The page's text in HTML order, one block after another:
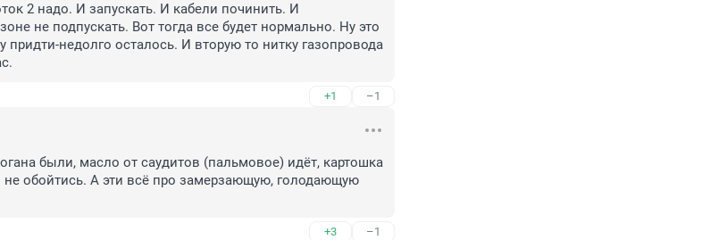
2 надо. И запускать. И кабели починить. И
не подпускать. Вот тогда все будет нормально. Ну это
недолго осталось. И вторую то нитку газопровода
+1 –1
были, масло от саудитов (пальмовое) идёт, картошка
не обойтись. А эти всё про замерзающую, голодающую
+3 –1